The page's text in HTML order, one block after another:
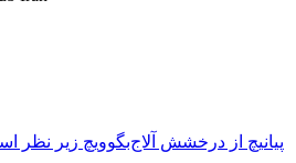
پیانیچ از درخشش آلاج‌بگوویچ زیر نظر